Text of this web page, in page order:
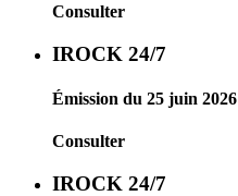
Consulter
IROCK 24/7
Émission du 25 juin 2026
Consulter
IROCK 24/7